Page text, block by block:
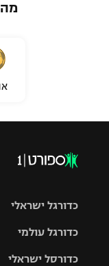
כדורגל ישראלי
כדורגל עולמי
כדורסל ישראלי